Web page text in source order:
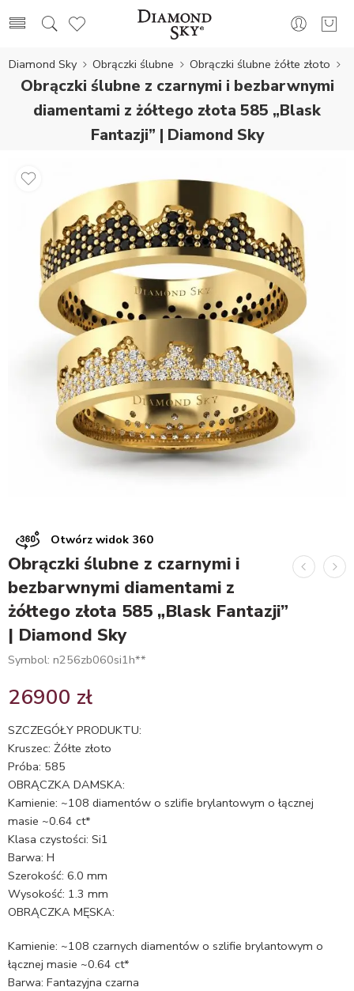
Diamond Sky Obrączki ślubne Obrączki ślubne żółte złoto
Obrączki ślubne z czarnymi i bezbarwnymi
diamentami z żółtego złota 585 „Blask
Fantazji” | Diamond Sky
Otwórz widok 360
Obrączki ślubne z czarnymi i
bezbarwnymi diamentami z
żółtego złota 585 „Blask Fantazji”
| Diamond Sky
Symbol: n256zb060si1h**
26900 zł
SZCZEGÓŁY PRODUKTU:
Kruszec: Żółte złoto
Próba: 585
OBRĄCZKA DAMSKA:
Kamienie: ~108 diamentów o szlifie brylantowym o łącznej
masie ~0.64 ct*
Klasa czystości: Si1
Barwa: H
Szerokość: 6.0 mm
Wysokość: 1.3 mm
OBRĄCZKA MĘSKA:
Kamienie: ~108 czarnych diamentów o szlifie brylantowym o
łącznej masie ~0.64 ct*
Barwa: Fantazyjna czarna